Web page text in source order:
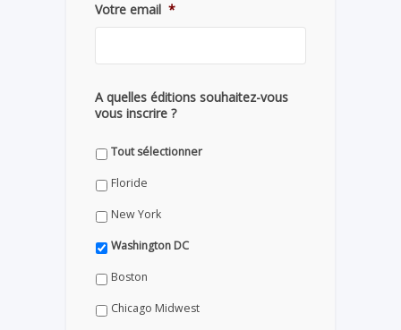
Votre email *
A quelles éditions souhaitez-vous
vous inscrire ?
Tout sélectionner
Floride
New York
Washington DC
Boston
Chicago Midwest